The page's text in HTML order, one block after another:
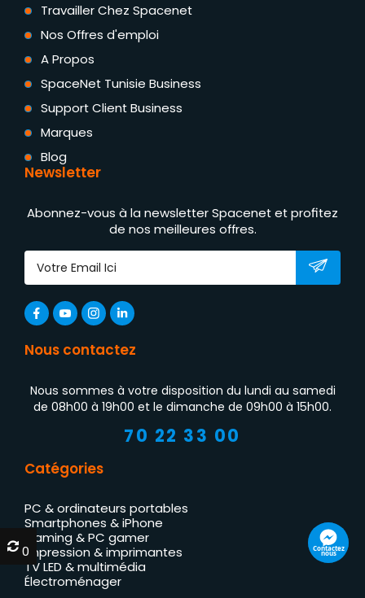
Travailler Chez Spacenet
Nos Offres d'emploi
A Propos
SpaceNet Tunisie Business
Support Client Business
Marques
Blog
Newsletter
Abonnez-vous à la newsletter Spacenet et profitez
de nos meilleures offres.
Nous contactez
Nous sommes à votre disposition du lundi au samedi
de 08h00 à 19h00 et le dimanche de 09h00 à 15h00.
70 22 33 00
Catégories
PC & ordinateurs portables
Smartphones & iPhone
Gaming & PC gamer
Impression & imprimantes
TV LED & multimédia
Électroménager
Contactez
nous
0
0